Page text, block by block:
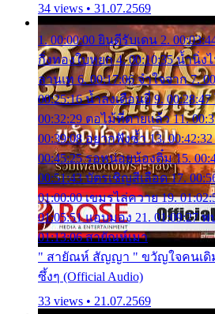
34 views • 31.07.2569
1. 00:00:00 ยินดีรับเดน 2.
กิ่งทองใบหยก 4. 00:10:35 น้ำนิ่ง
ลานเท 6. 00:17:06 จำใจจาก 7.
00:25:16 น้ำลงเดือนยี่ 9.
00:32:29 ตอไม้ที่ตายแล้ว 11.
00:39:08 อยากฟังซ้ำ 13.
00:45:25 รอหน่อยน้องติ๋ม 15.
00:51:43 บัตรเชิญสีเลือด 17.
01:00:00 เขมรไล่ควาย 19.
01:05:51 แอบมอง 21. 01:09:27
01:13:06 สายัณห์เมา
" สายัณห์ สัญญา " ขวัญใจคนเดิม
ซึ้งๆ (Official Audio)
33 views • 21.07.2569